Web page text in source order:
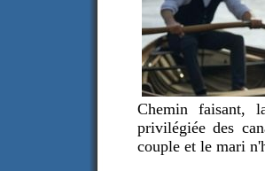
Chemin faisant,
privilégiée des
couple et le mari